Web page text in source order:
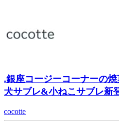
.銀座コージーコーナーの
犬サブレ&小ねこサブレ新
cocotte